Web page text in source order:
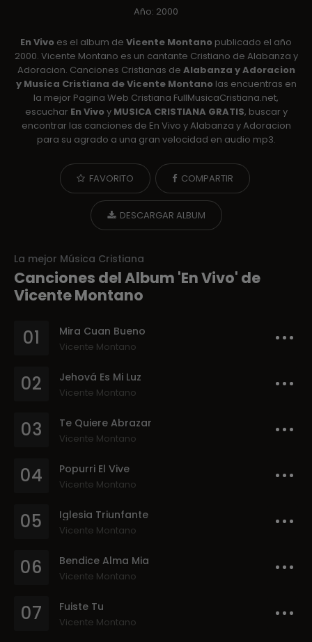
Año: 2000
En Vivo es el album de Vicente Montano publicado el año
2000. Vicente Montano es un cantante Cristiano de Alabanza y
Adoracion. Canciones Cristianas de Alabanza y Adoracion
y Musica Cristiana de Vicente Montano las encuentras en
la mejor Pagina Web Cristiana FullMusicaCristiana.net,
escuchar En Vivo y MUSICA CRISTIANA GRATIS, buscar y
encontrar las canciones de En Vivo y Alabanza y Adoracion
para su agrado a una gran velocidad en audio mp3.
FAVORITO COMPARTIR
DESCARGAR ALBUM
La mejor Música Cristiana
Canciones del Album 'En Vivo' de
Vicente Montano
01 Mira Cuan Bueno
Vicente Montano
02 Jehová Es Mi Luz
Vicente Montano
03 Te Quiere Abrazar
Vicente Montano
04 Popurri El Vive
Vicente Montano
05 Iglesia Triunfante
Vicente Montano
06 Bendice Alma Mia
Vicente Montano
07 Fuiste Tu
Vicente Montano